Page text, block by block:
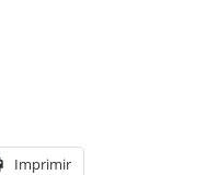
Imprimir